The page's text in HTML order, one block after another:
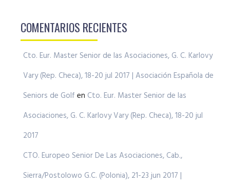
COMENTARIOS RECIENTES
Cto. Eur. Master Senior de las Asociaciones, G. C. Karlovy
Vary (Rep. Checa), 18-20 jul 2017 | Asociación Española de
Seniors de Golf en Cto. Eur. Master Senior de las
Asociaciones, G. C. Karlovy Vary (Rep. Checa), 18-20 jul
2017
CTO. Europeo Senior De Las Asociaciones, Cab.,
Sierra/Postolowo G.C. (Polonia), 21-23 jun 2017 |